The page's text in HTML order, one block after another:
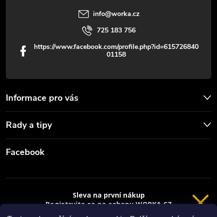
Informace pro vás
Rady a tipy
info@worka.cz
725 183 756
https://www.facebook.com/profile.php?id=615726840
01158
Facebook
Sleva na první nákup
Registrujte se na eshopu WORKA.CZ
sleva 100 Kč* na nákup je Vaše.